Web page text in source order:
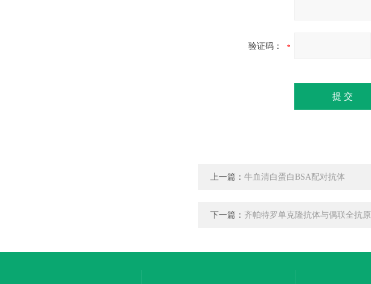
验证码：
上一篇： 牛血清白蛋白BSA配对抗体
下一篇： 齐帕特罗单克隆抗体与偶联全抗原